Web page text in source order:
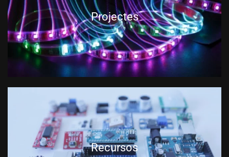
Projectes
Recursos